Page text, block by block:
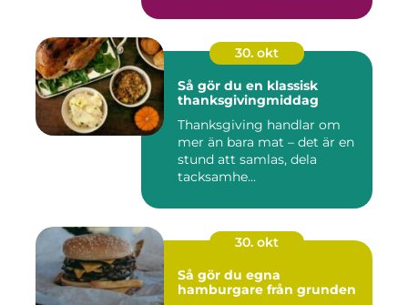
30. okt
Så gör du en klassisk
thanksgivingmiddag
Thanksgiving handlar om
mer än bara mat – det är en
stund att samlas, dela
tacksamhe...
30. okt
Så gör du egna
hamburgare från grunden